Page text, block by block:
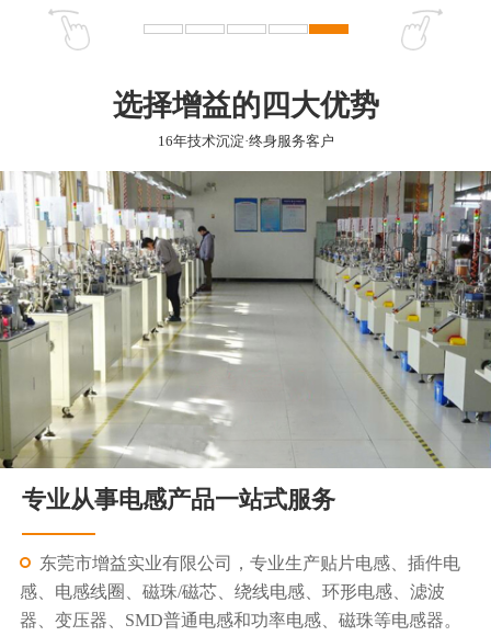
选择增益的四大优势
16年技术沉淀·终身服务客户
专业从事电感产品一站式服务
东莞市增益实业有限公司，专业生产贴片电感、插件电
感、电感线圈、磁珠/磁芯、绕线电感、环形电感、滤波
器、变压器、SMD普通电感和功率电感、磁珠等电感器。